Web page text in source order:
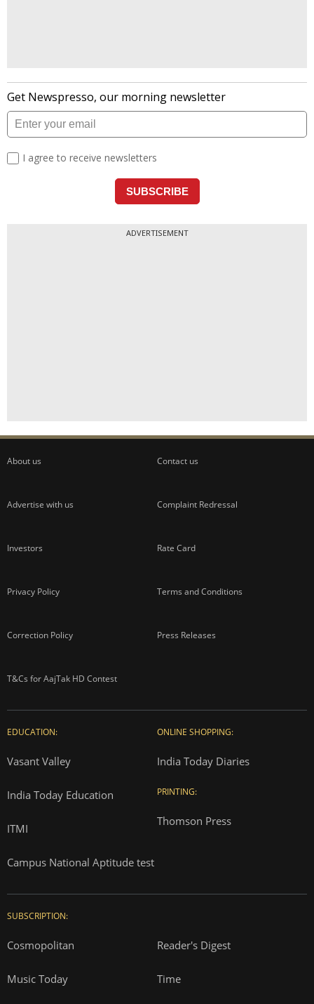
ADVERTISEMENT
About us Contact us
Advertise with us Complaint Redressal
Investors Rate Card
Privacy Policy Terms and Conditions
Correction Policy Press Releases
T&Cs for AajTak HD Contest
EDUCATION:
Vasant Valley
India Today Education
ITMI
Campus National Aptitude test
ONLINE SHOPPING:
India Today Diaries
PRINTING:
Thomson Press
SUBSCRIPTION:
Cosmopolitan Reader's Digest
Music Today Time